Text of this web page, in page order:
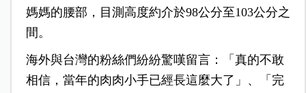
媽媽的腰部，目測高度約介於98公分至103公分之
間。
海外與台灣的粉絲們紛紛驚嘆留言：「真的不敢
相信，當年的肉肉小手已經長這麼大了」、「完